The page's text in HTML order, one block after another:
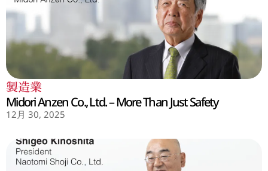
製造業
Midori Anzen Co., Ltd. – More Than Just Safety
12月 30, 2025